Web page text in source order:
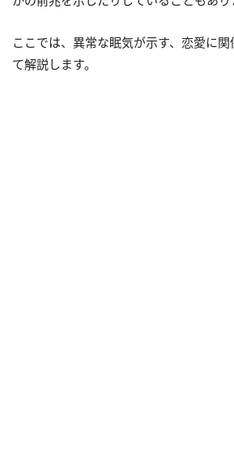
ここでは、異常な眠気が示す、恋愛に
て解説します。